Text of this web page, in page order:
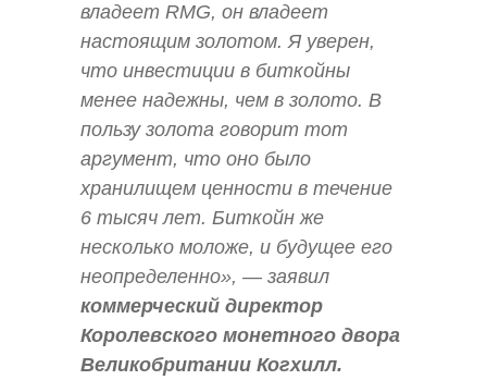
владеет RMG, он владеет
настоящим золотом. Я уверен,
что инвестиции в биткойны
менее надежны, чем в золото. В
пользу золота говорит тот
аргумент, что оно было
хранилищем ценности в течение
6 тысяч лет. Биткойн же
несколько моложе, и будущее его
неопределенно», — заявил
коммерческий директор
Королевского монетного двора
Великобритании Когхилл.